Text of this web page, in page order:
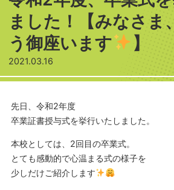
ました！【みなさま
う御座います
】
2021.03.16
先日、令和2年度
卒業証書授与式を挙行いたしました。
本校としては、2回目の卒業式。
とても感動的で心温まる式の様子を
少しだけご紹介します